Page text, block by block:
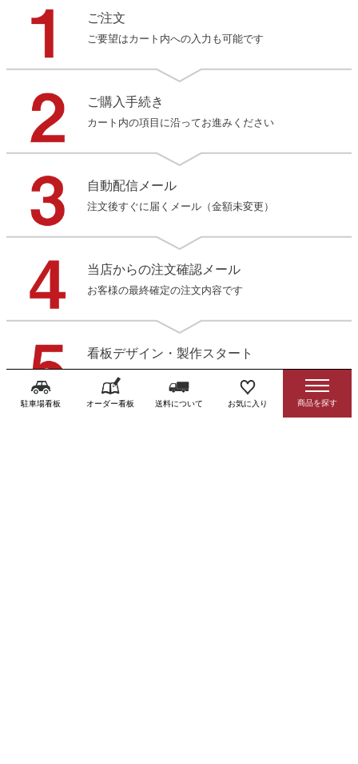
駐車場看板 オーダー看板 送料について お気に入り
ご注文
ご要望はカート内への入力も可能です
ご購入手続き
カート内の項目に沿ってお進みください
自動配信メール
注文後すぐに届くメール（金額未変更）
当店からの注文確認メール
お客様の最終確定の注文内容です
看板デザイン・製作スタート
先振込の方は入金確認後となります